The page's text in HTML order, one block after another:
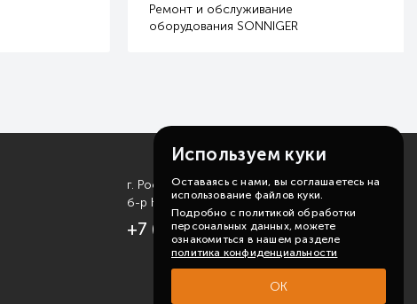
Ремонт и обслуживание
оборудования SONNIGER
г. Ростов-на-Дону
б-р Комарова, д. 11
+7 (863) 310-99-19
Используем куки
Оставаясь с нами, вы соглашаетесь на
использование файлов куки.
Подробно с политикой обработки
персональных данных, можете
ознакомиться в нашем разделе
политика конфиденциальности
ОК